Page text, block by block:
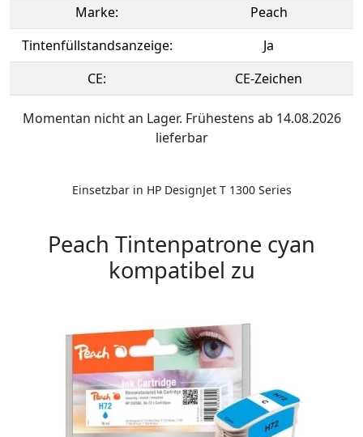
Marke:
Peach
Tintenfüllstandsanzeige:
Ja
CE:
CE-Zeichen
Momentan nicht an Lager. Frühestens ab 14.08.2026
lieferbar
Einsetzbar in HP DesignJet T 1300 Series
Peach Tintenpatrone cyan
kompatibel zu